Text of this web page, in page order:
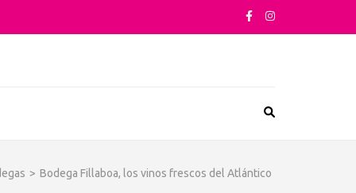
> Bodega Fillaboa, los vinos frescos del Atlántico